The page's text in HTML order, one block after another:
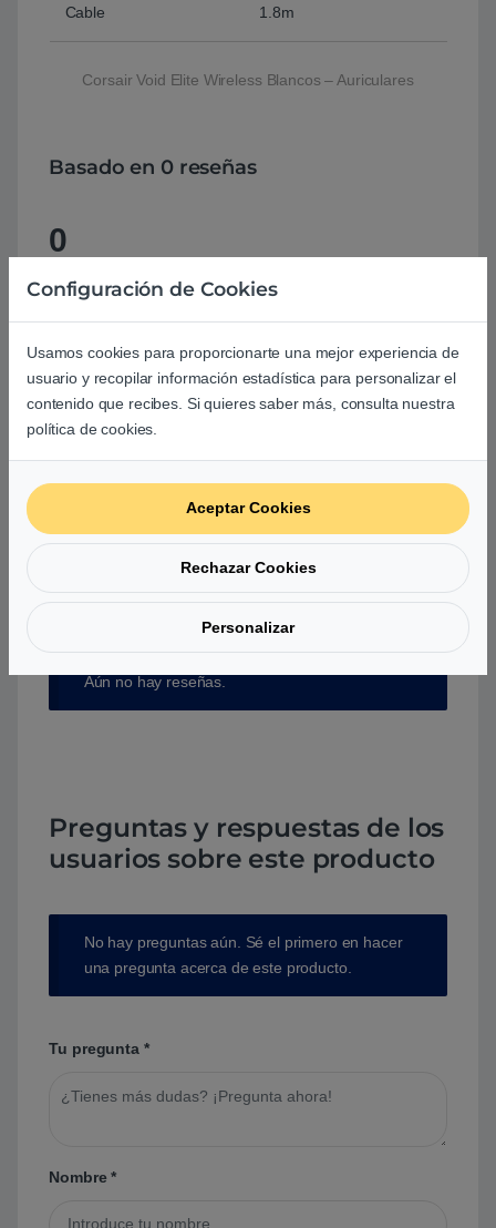
Cable 1.8m
Corsair Void Elite Wireless Blancos – Auriculares
Basado en 0 reseñas
0
0
0
Aún no hay reseñas.
Preguntas y respuestas de los
usuarios sobre este producto
No hay preguntas aún. Sé el primero en hacer
una pregunta acerca de este producto.
Tu pregunta *
Nombre*
Configuración de Cookies
Usamos cookies para proporcionarte una mejor experiencia de
usuario y recopilar información estadística para personalizar el
contenido que recibes. Si quieres saber más, consulta nuestra
política de cookies.
Aceptar Cookies
Rechazar Cookies
Personalizar